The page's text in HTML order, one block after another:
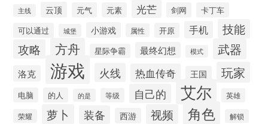
主线 云顶 元气 元素 光芒 剑网
卡丁车
可以通过
城堡 小游戏 属性 开原 手机
技能
攻略
方舟 星际争霸 最终幻想 模式 武器
洛克 游戏 火线 热血传奇 王国 玩家
电脑 的人 的是 等级 自己的 艾尔 英雄
荣耀 萝卜 装备 西游 视频 角色 解锁